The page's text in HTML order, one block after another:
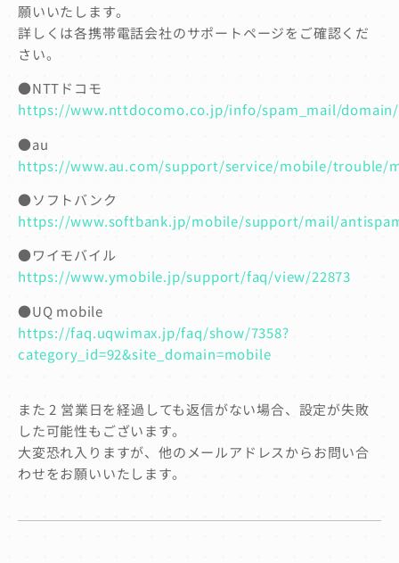
願いいたします。
詳しくは各携帯電話会社のサポートページをご確認くだ
さい。
●NTTドコモ
https://www.nttdocomo.co.jp/info/spam_mail/
●au
https://www.au.com/support/service/mobile/trouble/
●ソフトバンク
https://www.softbank.jp/mobile/support/mail/
●ワイモバイル
https://www.ymobile.jp/support/faq/view/22873
●UQ mobile
https://faq.uqwimax.jp/faq/show/7358?
category_id=92&site_domain=mobile
また 2 営業日を経過しても返信がない場合、設定が失敗
した可能性もございます。
大変恐れ入りますが、他のメールアドレスからお問い合
わせをお願いいたします。